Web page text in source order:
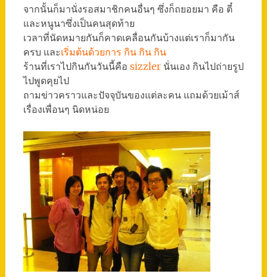
จากนั้นก็มานั่งรอสมาชิกคนอื่นๆ ซึ่งก็ถยอยมา คือ ตี๋
และหนูนาซึ่งเป็นคนสุดท้าย
เวลาที่นัดหมายกันก็คาดเคลื่อนกันบ้างแต่เราก็มากัน
ครบ และเริ่มต้นด้วยการ กิน กิน กิน
ร้านที่เราไปกินกันวันนี้คือ sizzlerนั่นเอง กินไปถ่ายรูป
ไปพูดคุยไป
ถามข่าวคราวและปัจจุบันของแต่ละคน แถมด้วยเม้าส์
เรื่องเพื่อนๆ นิดหน่อย